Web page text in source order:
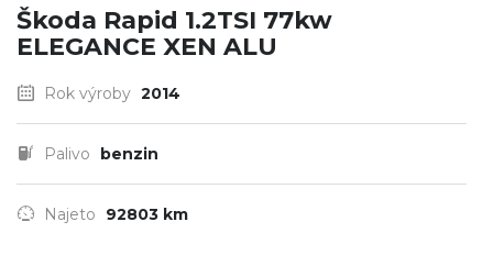
Škoda Rapid 1.2TSI 77kw
ELEGANCE XEN ALU
Rok výroby 2014
Palivo benzin
Najeto 92803 km